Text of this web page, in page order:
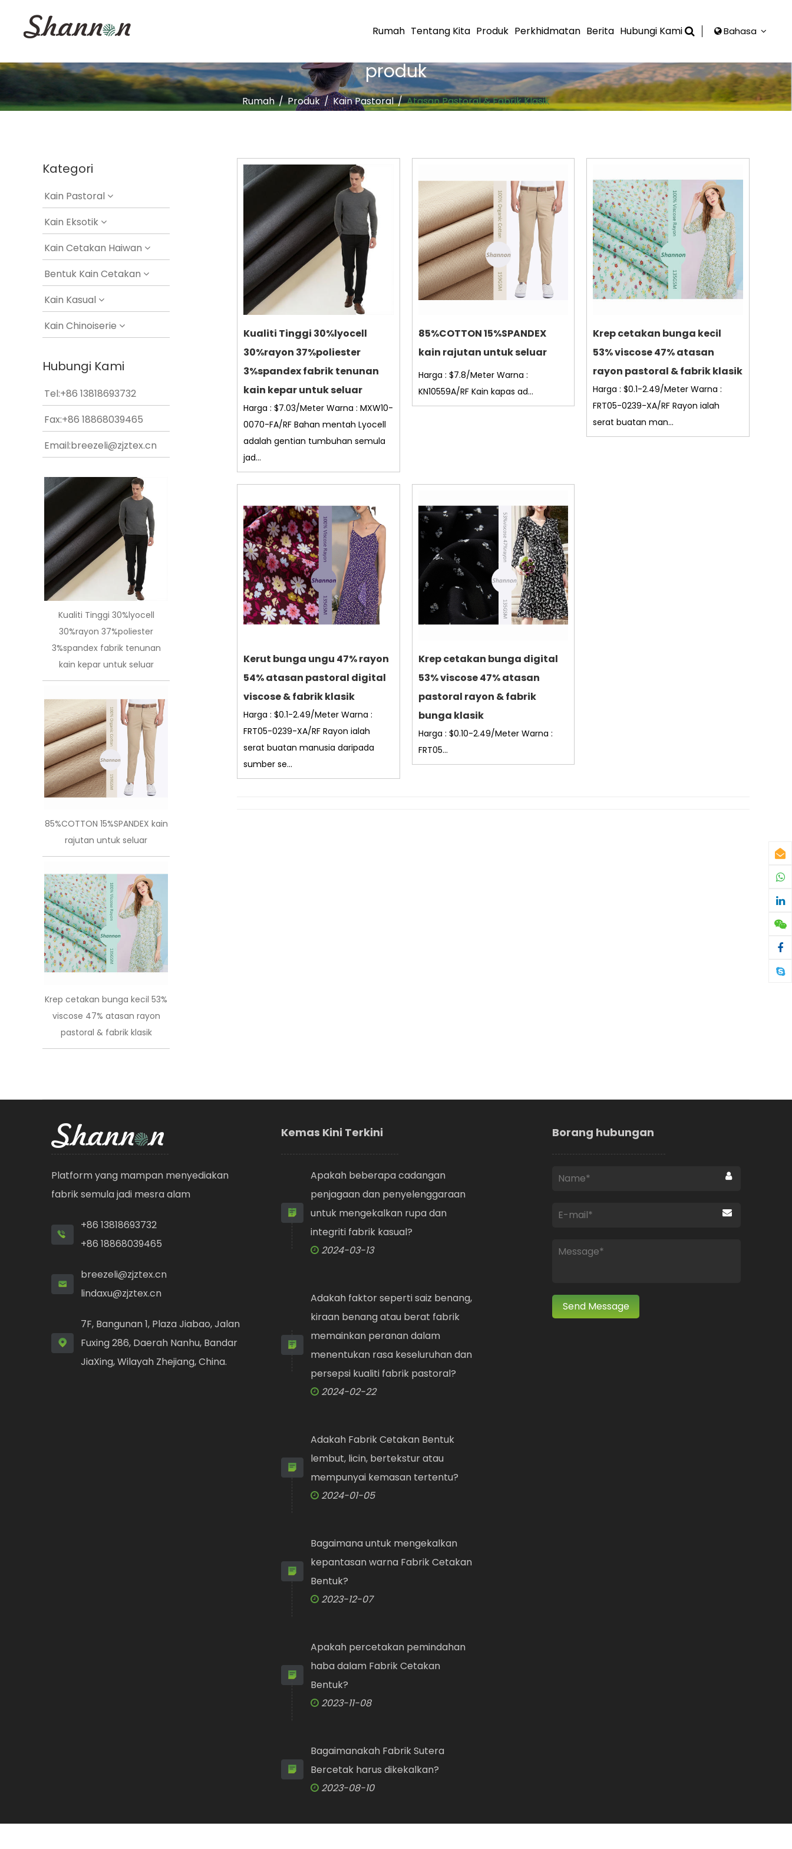
Bahasa
Rumah Tentang Kita Produk Perkhidmatan Berita Hubungi Kami
produk
Rumah/Produk/Kain Pastoral/Atasan Pastoral & Fabrik Klasik
Kategori
Kain Pastoral
Kain Eksotik
Kain Cetakan Haiwan
Bentuk Kain Cetakan
Kain Kasual
Kain Chinoiserie
Hubungi Kami
Tel:+86 13818693732
Fax:+86 18868039465
Email:breezeli@zjztex.cn
Kualiti Tinggi 30%lyocell
30%rayon 37%poliester
3%spandex fabrik tenunan
kain kepar untuk seluar
85%COTTON 15%SPANDEX kain
rajutan untuk seluar
Krep cetakan bunga kecil 53%
viscose 47% atasan rayon
pastoral & fabrik klasik
Kualiti Tinggi 30%lyocell
30%rayon 37%poliester
3%spandex fabrik tenunan
kain kepar untuk seluar
Harga : $7.03/Meter Warna : MXW10-
0070-FA/RF Bahan mentah Lyocell
adalah gentian tumbuhan semula
jad...
85%COTTON 15%SPANDEX
kain rajutan untuk seluar
Harga : $7.8/Meter Warna :
KN10559A/RF Kain kapas ad...
Krep cetakan bunga kecil
53% viscose 47% atasan
rayon pastoral & fabrik klasik
Harga : $0.1-2.49/Meter Warna :
FRT05-0239-XA/RF Rayon ialah
serat buatan man...
Kerut bunga ungu 47% rayon
54% atasan pastoral digital
viscose & fabrik klasik
Harga : $0.1-2.49/Meter Warna :
FRT05-0239-XA/RF Rayon ialah
serat buatan manusia daripada
sumber se...
Krep cetakan bunga digital
53% viscose 47% atasan
pastoral rayon & fabrik
bunga klasik
Harga : $0.10-2.49/Meter Warna :
FRT05...
Platform yang mampan menyediakan
fabrik semula jadi mesra alam
+86 13818693732
+86 18868039465
breezeli@zjztex.cn
lindaxu@zjztex.cn
7F, Bangunan 1, Plaza Jiabao, Jalan
Fuxing 286, Daerah Nanhu, Bandar
JiaXing, Wilayah Zhejiang, China.
Kemas Kini Terkini
Apakah beberapa cadangan
penjagaan dan penyelenggaraan
untuk mengekalkan rupa dan
integriti fabrik kasual?
2024-03-13
Adakah faktor seperti saiz benang,
kiraan benang atau berat fabrik
memainkan peranan dalam
menentukan rasa keseluruhan dan
persepsi kualiti fabrik pastoral?
2024-02-22
Adakah Fabrik Cetakan Bentuk
lembut, licin, bertekstur atau
mempunyai kemasan tertentu?
2024-01-05
Bagaimana untuk mengekalkan
kepantasan warna Fabrik Cetakan
Bentuk?
2023-12-07
Apakah percetakan pemindahan
haba dalam Fabrik Cetakan
Bentuk?
2023-11-08
Bagaimanakah Fabrik Sutera
Bercetak harus dikekalkan?
2023-08-10
Borang hubungan